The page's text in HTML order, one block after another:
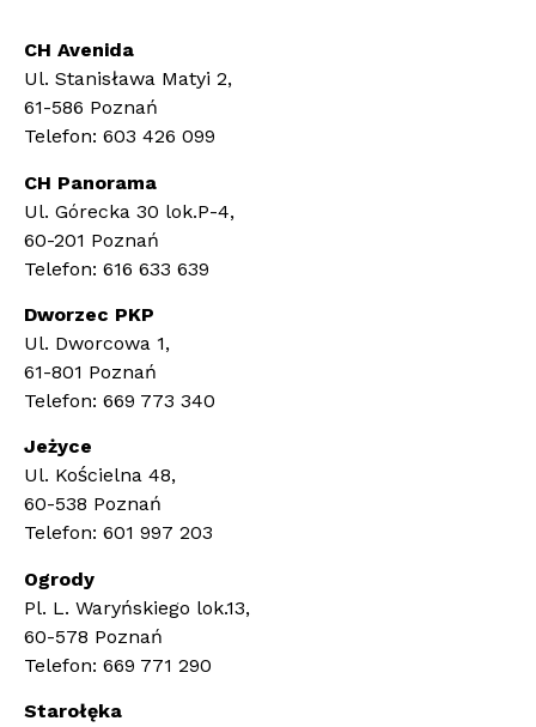
CH Avenida
Ul. Stanisława Matyi 2,
61-586 Poznań
Telefon: 603 426 099
CH Panorama
Ul. Górecka 30 lok.P-4,
60-201 Poznań
Telefon: 616 633 639
Dworzec PKP
Ul. Dworcowa 1,
61-801 Poznań
Telefon: 669 773 340
Jeżyce
Ul. Kościelna 48,
60-538 Poznań
Telefon: 601 997 203
Ogrody
Pl. L. Waryńskiego lok.13,
60-578 Poznań
Telefon: 669 771 290
Starołęka